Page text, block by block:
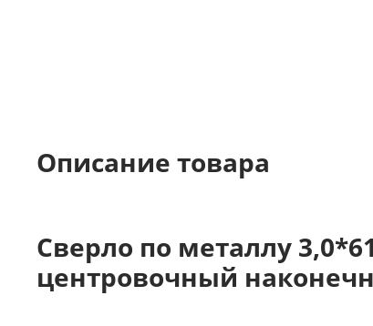
Описание товара
Сверло по металлу
центровочный